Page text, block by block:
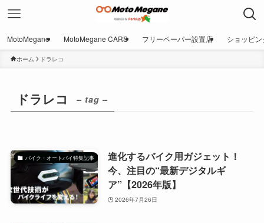
MotoMegane MotoMegane CARS フリーペーパー設置店 ショッピン
ホーム ドラレコ
ドラレコ – tag –
バイク・オートバイ特集記事
進化するバイク用ガジェット！
今、注目の“最新デジタルギ
ア”【2026年版】
2026年7月26日